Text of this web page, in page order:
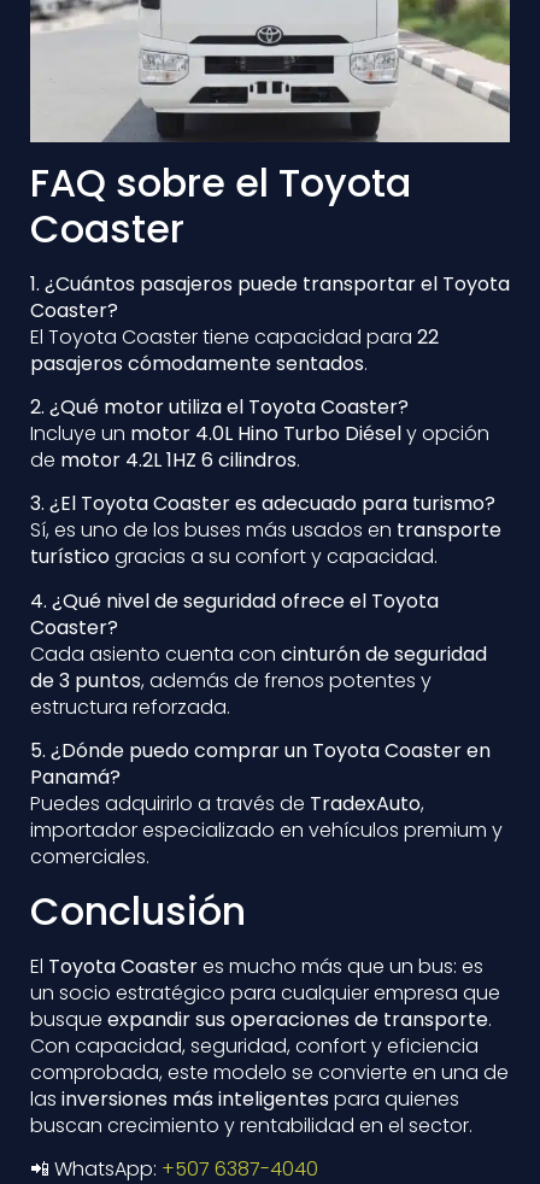
FAQ sobre el Toyota
Coaster
1. ¿Cuántos pasajeros puede transportar el Toyota
Coaster?
El Toyota Coaster tiene capacidad para 22
pasajeros cómodamente sentados.
2. ¿Qué motor utiliza el Toyota Coaster?
Incluye un motor 4.0L Hino Turbo Diésely opción
de motor 4.2L 1HZ 6 cilindros.
3. ¿El Toyota Coaster es adecuado para turismo?
Sí, es uno de los buses más usados en transporte
turísticogracias a su confort y capacidad.
4. ¿Qué nivel de seguridad ofrece el Toyota
Coaster?
Cada asiento cuenta con cinturón de seguridad
de 3 puntos, además de frenos potentes y
estructura reforzada.
5. ¿Dónde puedo comprar un Toyota Coaster en
Panamá?
Puedes adquirirlo a través de TradexAuto,
importador especializado en vehículos premium y
comerciales.
Conclusión
El Toyota Coasteres mucho más que un bus: es
un socio estratégico para cualquier empresa que
busque expandir sus operaciones de transporte.
Con capacidad, seguridad, confort y eficiencia
comprobada, este modelo se convierte en una de
las inversiones más inteligentespara quienes
buscan crecimiento y rentabilidad en el sector.
📲 WhatsApp: +507 6387-4040